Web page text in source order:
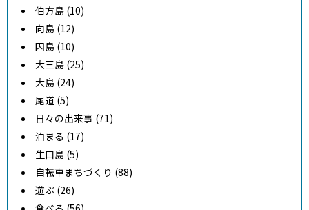
伯方島 (10)
向島 (12)
因島 (10)
大三島 (25)
大島 (24)
尾道 (5)
日々の出来事 (71)
泊まる (17)
生口島 (5)
自転車まちづくり (88)
遊ぶ (26)